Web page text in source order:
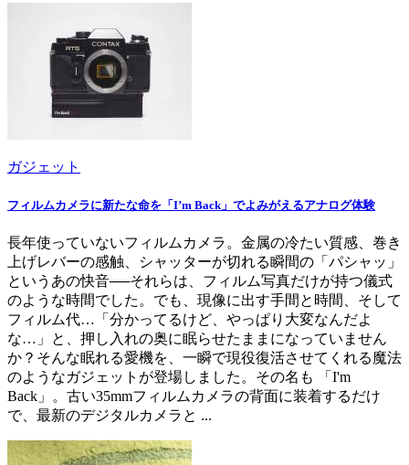
ガジェット
フィルムカメラに新たな命を「I’m Back」でよみがえるアナログ体験
長年使っていないフィルムカメラ。金属の冷たい質感、巻き
上げレバーの感触、シャッターが切れる瞬間の「パシャッ」
というあの快音──それらは、フィルム写真だけが持つ儀式
のような時間でした。でも、現像に出す手間と時間、そして
フィルム代…「分かってるけど、やっぱり大変なんだよ
な…」と、押し入れの奥に眠らせたままになっていません
か？そんな眠れる愛機を、一瞬で現役復活させてくれる魔法
のようなガジェットが登場しました。その名も 「I'm
Back」。古い35mmフィルムカメラの背面に装着するだけ
で、最新のデジタルカメラと ...